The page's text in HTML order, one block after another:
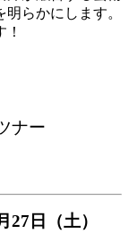
らかにします。
ナー
27日（土）